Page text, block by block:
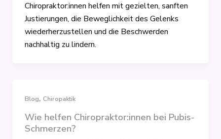
Chiropraktor:innen helfen mit gezielten, sanften
Justierungen, die Beweglichkeit des Gelenks
wiederherzustellen und die Beschwerden
nachhaltig zu lindern.
Blog, Chiropaktik
Wie helfen Chiropraktor:innen bei Pubis-
Schmerzen?